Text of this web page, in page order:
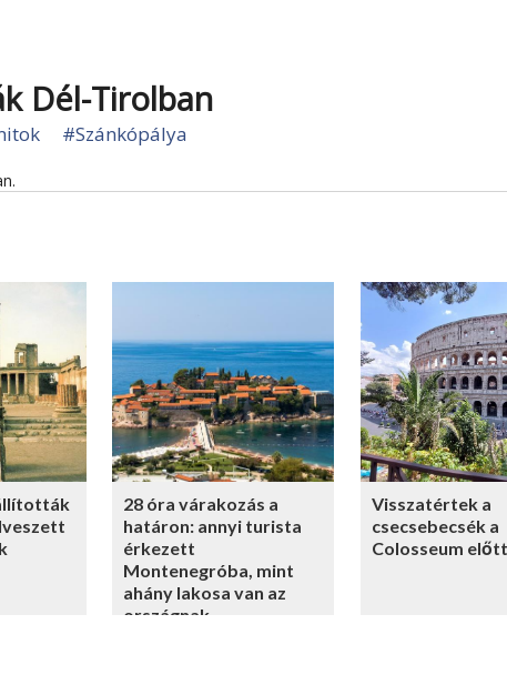
Dél-Tirolban
#Szánkópálya
28 óra várakozás a
határon: annyi turista
érkezett
Montenegróba, mint
ahány lakosa van az
országnak
Visszatértek a
csecsebecsék a
Colosseum